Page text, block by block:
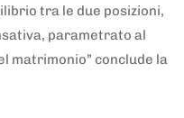
tra le due posizioni,
parametrato al
matrimonio” conclude la